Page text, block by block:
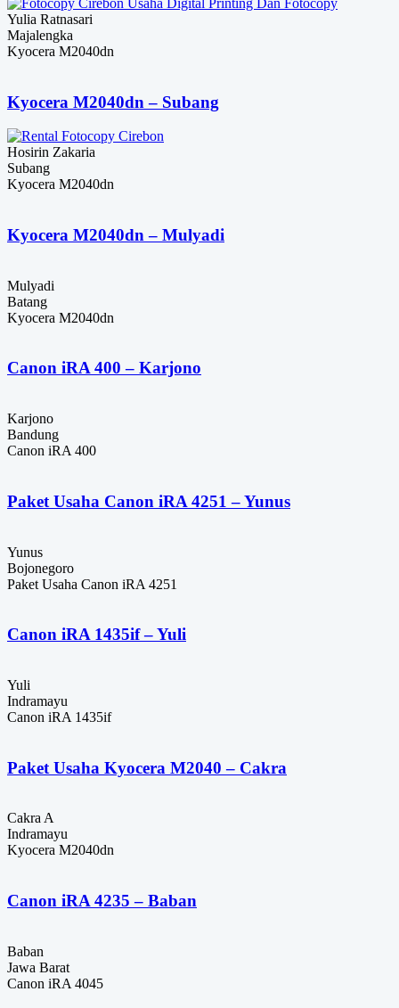
Yulia Ratnasari
Majalengka
Kyocera M2040dn
Kyocera M2040dn – Subang
Hosirin Zakaria
Subang
Kyocera M2040dn
Kyocera M2040dn – Mulyadi
Mulyadi
Batang
Kyocera M2040dn
Canon iRA 400 – Karjono
Karjono
Bandung
Canon iRA 400
Paket Usaha Canon iRA 4251 – Yunus
Yunus
Bojonegoro
Paket Usaha Canon iRA 4251
Canon iRA 1435if – Yuli
Yuli
Indramayu
Canon iRA 1435if
Paket Usaha Kyocera M2040 – Cakra
Cakra A
Indramayu
Kyocera M2040dn
Canon iRA 4235 – Baban
Baban
Jawa Barat
Canon iRA 4045